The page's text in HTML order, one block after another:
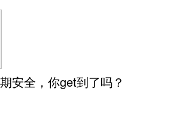
安全，你get到了吗？